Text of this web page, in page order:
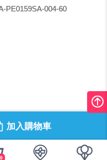
加入購物車
PE0159SA-004-60
0